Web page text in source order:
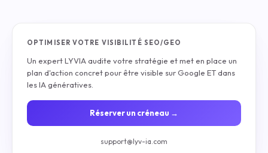
OPTIMISER VOTRE VISIBILITÉ SEO/GEO
Un expert LYVIA audite votre stratégie et met en place un
plan d'action concret pour être visible sur Google ET dans
les IA génératives.
Réserver un créneau →
support@lyv-ia.com